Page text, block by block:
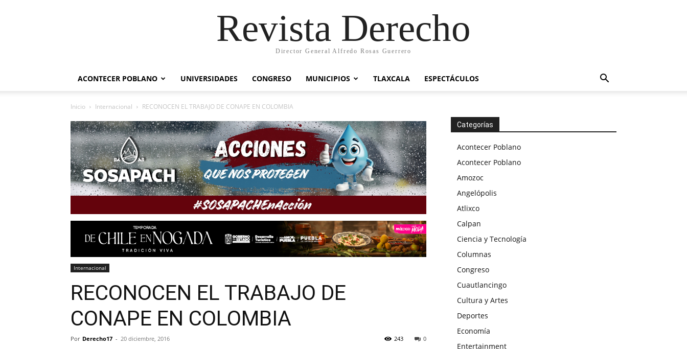
Revista Derecho
Director General Alfredo Rosas Guerrero
ACONTECER POBLANO UNIVERSIDADES CONGRESO MUNICIPIOS TLAXCALA ESPECTÁCULOS
Inicio Internacional RECONOCEN EL TRABAJO DE CONAPE EN COLOMBIA
Internacional
RECONOCEN EL TRABAJO DE
CONAPE EN COLOMBIA
Por Derecho17 - 20 diciembre, 2016 0
243
Categorías
Acontecer Poblano
Acontecer Poblano
Amozoc
Angelópolis
Atlixco
Calpan
Ciencia y Tecnología
Columnas
Congreso
Cuautlancingo
Cultura y Artes
Deportes
Economía
Entertainment